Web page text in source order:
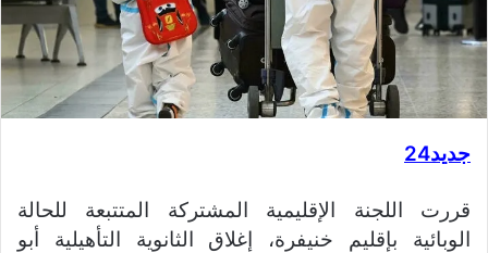
جديد24
قررت اللجنة الإقليمية المشتركة المتتبعة للحالة
الوبائية بإقليم خنيفرة، إغلاق الثانوية التأهيلية أبو